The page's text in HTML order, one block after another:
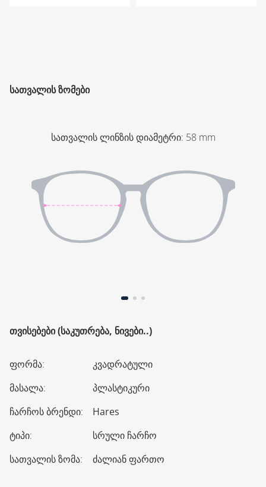
ᲡᲐᲗᲕᲐᲚᲘᲡ ᲖᲝᲛᲔᲑᲘ
სათვალის ლინზის დიამეტრი: 58 mm
ᲗᲕᲘᲡᲔᲑᲔᲑᲘ (ᲡᲐᲙᲣᲗᲠᲔᲑᲐ, ᲜᲘᲕᲔᲑᲘ..)
ფორმა:
კვადრატული
მასალა:
პლასტიკური
ჩარჩოს ბრენდი:
Hares
ტიპი:
სრული ჩარჩო
სათვალის ზომა: ძალიან ფართო